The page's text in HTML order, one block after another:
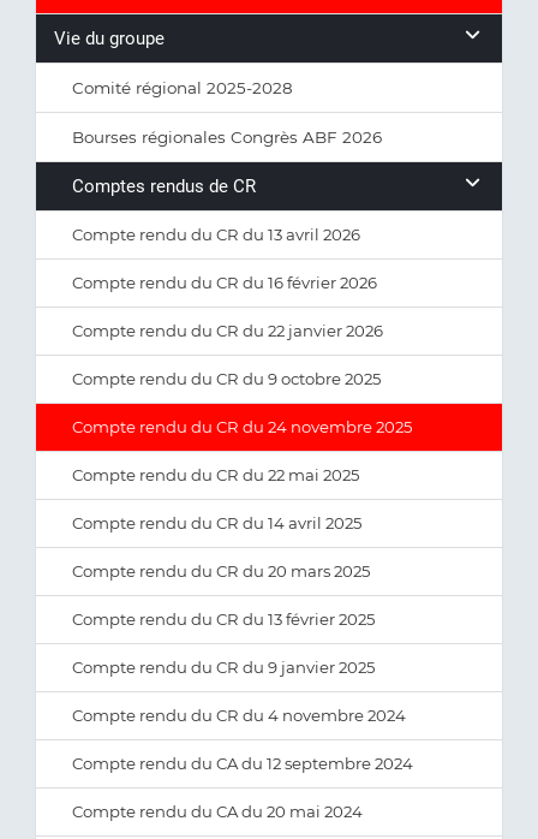
Vie du groupe
Comité régional 2025-2028
Bourses régionales Congrès ABF 2026
Comptes rendus de CR
Compte rendu du CR du 13 avril 2026
Compte rendu du CR du 16 février 2026
Compte rendu du CR du 22 janvier 2026
Compte rendu du CR du 9 octobre 2025
Compte rendu du CR du 24 novembre 2025
Compte rendu du CR du 22 mai 2025
Compte rendu du CR du 14 avril 2025
Compte rendu du CR du 20 mars 2025
Compte rendu du CR du 13 février 2025
Compte rendu du CR du 9 janvier 2025
Compte rendu du CR du 4 novembre 2024
Compte rendu du CA du 12 septembre 2024
Compte rendu du CA du 20 mai 2024